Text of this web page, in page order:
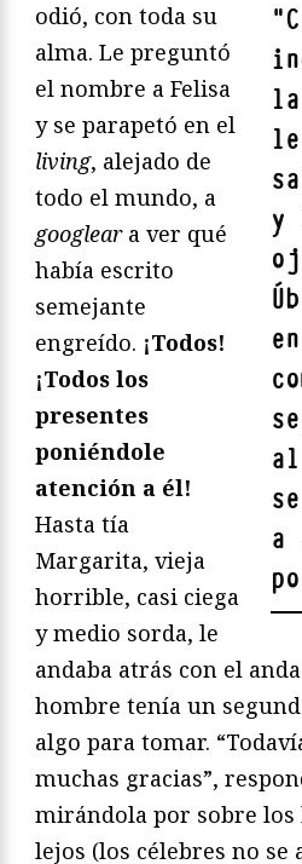
"
y
a
odió, con toda su
alma. Le preguntó
el nombre a Felisa
y se parapetó en el
living, alejado de
todo el mundo, a
googleara ver qué
había escrito
semejante
engreído. ¡Todos!
¡Todos los
presentes
poniéndole
atención a él!
Hasta tía
Margarita, vieja
horrible, casi ciega
y medio sorda, le
andaba atrás con el
hombre tenía un
algo para tomar.
muchas gracias”,
mirándola por sobre los
lejos (los célebres no se